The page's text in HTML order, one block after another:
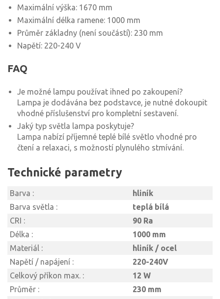
Maximální výška: 1670 mm
Maximální délka ramene: 1000 mm
Průměr základny (není součástí): 230 mm
Napětí: 220-240 V
FAQ
Je možné lampu používat ihned po zakoupení?
Lampa je dodávána bez podstavce, je nutné dokoupit
vhodné příslušenství pro kompletní sestavení.
Jaký typ světla lampa poskytuje?
Lampa nabízí příjemné teplé bílé světlo vhodné pro
čtení a relaxaci, s možností plynulého stmívání.
Technické parametry
Barva :
hliník
Barva světla :
teplá bílá
CRI :
90 Ra
Délka :
1000 mm
Materiál :
hliník / ocel
Napětí / napájení :
220-240V
Celkový příkon max. :
12 W
Průměr :
230 mm